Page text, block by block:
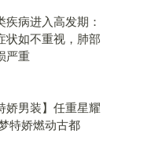
疾病进入高发期：
状如不重视，肺部
严重
娇男装】任重星耀
特娇燃动古都